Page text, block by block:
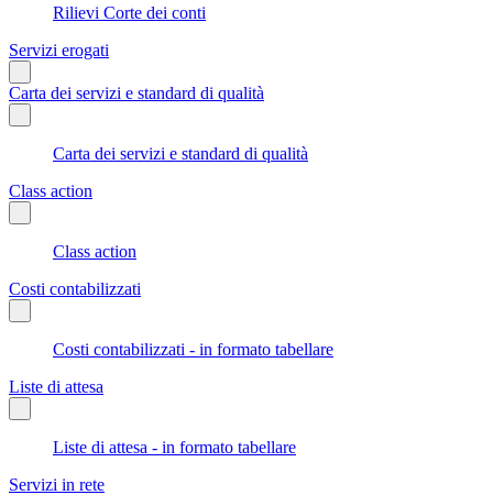
Rilievi Corte dei conti
Servizi erogati
Carta dei servizi e standard di qualità
Carta dei servizi e standard di qualità
Class action
Class action
Costi contabilizzati
Costi contabilizzati - in formato tabellare
Liste di attesa
Liste di attesa - in formato tabellare
Servizi in rete